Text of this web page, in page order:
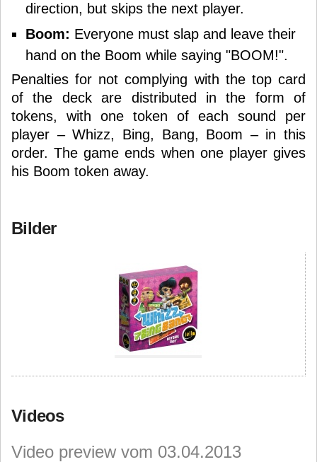
direction, but skips the next player.
Boom: Everyone must slap and leave their
hand on the Boom while saying "BOOM!".
Penalties for not complying with the top card
of the deck are distributed in the form of
tokens, with one token of each sound per
player – Whizz, Bing, Bang, Boom – in this
order. The game ends when one player gives
his Boom token away.
Bilder
Videos
Video preview vom 03.04.2013